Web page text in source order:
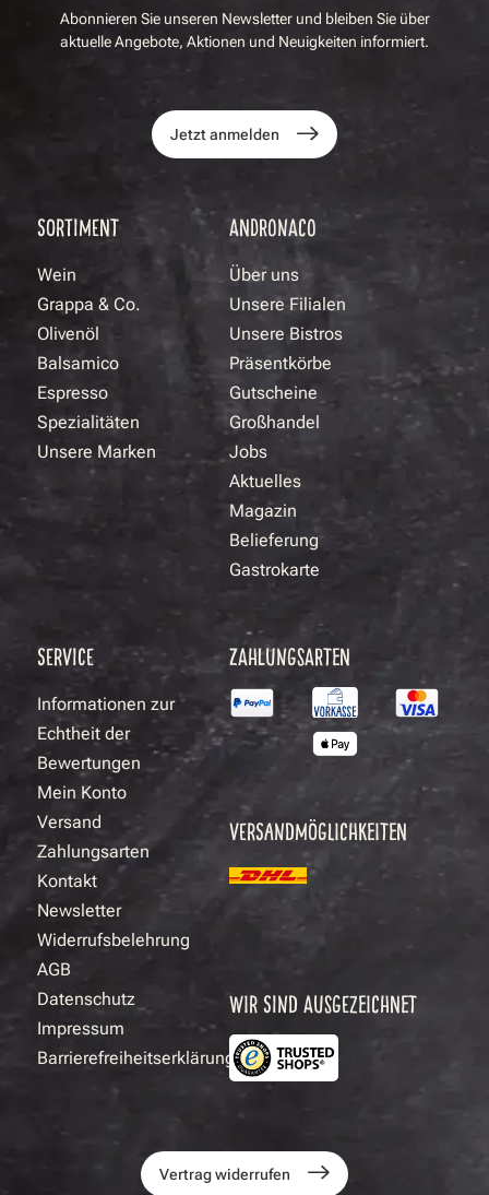
Abonnieren Sie unseren Newsletter und bleiben Sie über
aktuelle Angebote, Aktionen und Neuigkeiten informiert.
Jetzt anmelden
SORTIMENT
Wein
Grappa & Co.
Olivenöl
Balsamico
Espresso
Spezialitäten
Unsere Marken
ANDRONACO
Über uns
Unsere Filialen
Unsere Bistros
Präsentkörbe
Gutscheine
Großhandel
Jobs
Aktuelles
Magazin
Belieferung
Gastrokarte
SERVICE
Informationen zur
Echtheit der
Bewertungen
Mein Konto
Versand
Zahlungsarten
Kontakt
Newsletter
Widerrufsbelehrung
AGB
Datenschutz
Impressum
Barrierefreiheitserklärung
ZAHLUNGSARTEN
VERSANDMÖGLICHKEITEN
WIR SIND AUSGEZEICHNET
Vertrag widerrufen